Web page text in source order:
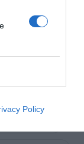
Policy
preferida
de actualidad.